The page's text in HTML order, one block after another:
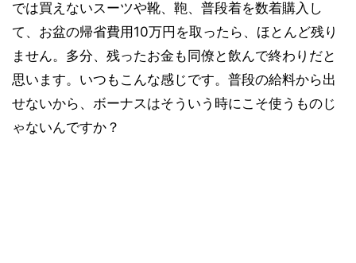
では買えないスーツや靴、鞄、普段着を数着購入し
て、お盆の帰省費用10万円を取ったら、ほとんど残り
ません。多分、残ったお金も同僚と飲んで終わりだと
思います。いつもこんな感じです。普段の給料から出
せないから、ボーナスはそういう時にこそ使うものじ
ゃないんですか？